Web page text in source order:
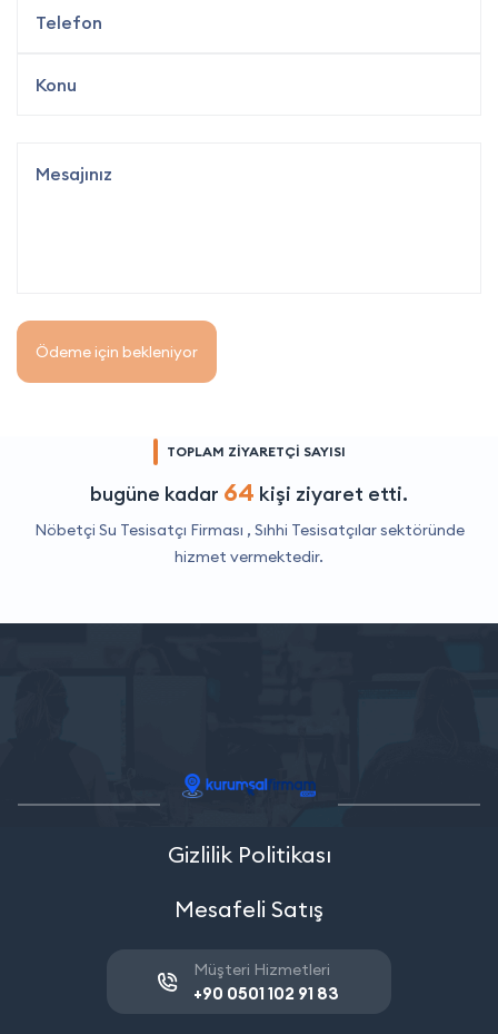
Ödeme için bekleniyor
TOPLAM ZİYARETÇİ SAYISI
bugüne kadar 64 kişi ziyaret etti.
Nöbetçi Su Tesisatçı Firması , Sıhhi Tesisatçılarsektöründe
hizmet vermektedir.
Gizlilik Politikası
Mesafeli Satış
Müşteri Hizmetleri
+90 0501 102 91 83